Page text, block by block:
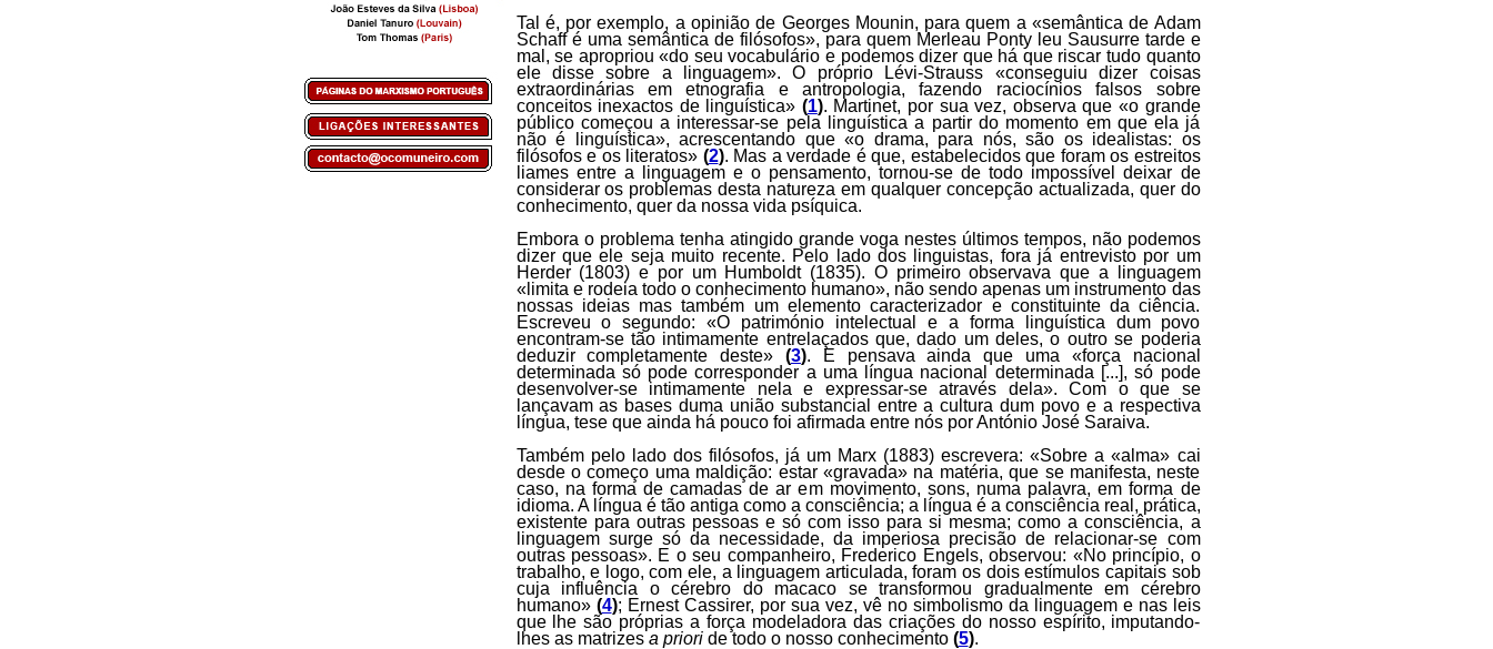
Tal é, por exemplo, a opinião de Georges Mounin, para quem a «semântica de Adam
Schaff é uma semântica de filósofos», para quem Merleau Ponty leu Sausurre tarde e
mal, se apropriou «do seu vocabulário e podemos dizer que há que riscar tudo quanto
ele disse sobre a linguagem». O próprio Lévi-Strauss «conseguiu dizer coisas
extraordinárias em etnografia e antropologia, fazendo raciocínios falsos sobre
conceitos inexactos de linguística» (1). Martinet, por sua vez, observa que «o grande
público começou a interessar-se pela linguística a partir do momento em que ela já
não é linguística», acrescentando que «o drama, para nós, são os idealistas: os
filósofos e os literatos» (2). Mas a verdade é que, estabelecidos que foram os estreitos
liames entre a linguagem e o pensamento, tornou-se de todo impossível deixar de
considerar os problemas desta natureza em qualquer concepção actualizada, quer do
conhecimento, quer da nossa vida psíquica.
Embora o problema tenha atingido grande voga nestes últimos tempos, não podemos
dizer que ele seja muito recente. Pelo lado dos linguistas, fora já entrevisto por um
Herder (1803) e por um Humboldt (1835). O primeiro observava que a linguagem
«limita e rodeia todo o conhecimento humano», não sendo apenas um instrumento das
nossas ideias mas também um elemento caracterizador e constituinte da ciência.
Escreveu o segundo: «O património intelectual e a forma linguística dum povo
encontram-se tão intimamente entrelaçados que, dado um deles, o outro se poderia
deduzir completamente deste» (3). E pensava ainda que uma «força nacional
determinada só pode corresponder a uma língua nacional determinada [...], só pode
desenvolver-se intimamente nela e expressar-se através dela». Com o que se
lançavam as bases duma união substancial entre a cultura dum povo e a respectiva
língua, tese que ainda há pouco foi afirmada entre nós por António José Saraiva.
Também pelo lado dos filósofos, já um Marx (1883) escrevera: «Sobre a «alma» cai
desde o começo uma maldição: estar «gravada» na matéria, que se manifesta, neste
caso, na forma de camadas de ar em movimento, sons, numa palavra, em forma de
idioma. A língua é tão antiga como a consciência; a língua é a consciência real, prática,
existente para outras pessoas e só com isso para si mesma; como a consciência, a
linguagem surge só da necessidade, da imperiosa precisão de relacionar-se com
outras pessoas». E o seu companheiro, Frederico Engels, observou: «No princípio, o
trabalho, e logo, com ele, a linguagem articulada, foram os dois estímulos capitais sob
cuja influência o cérebro do macaco se transformou gradualmente em cérebro
humano» (4); Ernest Cassirer, por sua vez, vê no simbolismo da linguagem e nas leis
que lhe são próprias a força modeladora das criações do nosso espírito, imputando-
lhes as matrizes a prioride todo o nosso conhecimento (5).